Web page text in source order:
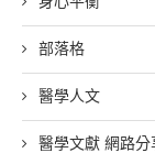
部落格
醫學人文
醫學文獻 網路分